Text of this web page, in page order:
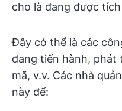
cho là đang được
Đây có thể là các
đang tiến hành, phát
mã, v.v. Các nhà
này để: